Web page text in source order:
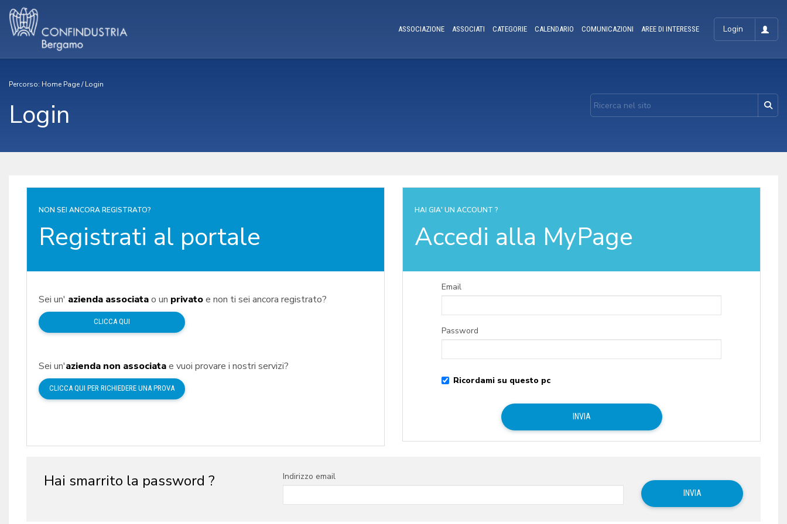
Login
ASSOCIAZIONE ASSOCIATI CATEGORIE CALENDARIO COMUNICAZIONI AREE DI INTERESSE
Percorso: Home Page/Login
Login
NON SEI ANCORA REGISTRATO?
Registrati al portale
Sei un' azienda associatao un privatoe non ti sei ancora registrato?
CLICCA QUI
Sei un'azienda non associatae vuoi provare i nostri servizi?
CLICCA QUI PER RICHIEDERE UNA PROVA
HAI GIA' UN ACCOUNT ?
Accedi alla MyPage
Email
Password
Ricordami su questo pc
Hai smarrito la password ? Indirizzo email